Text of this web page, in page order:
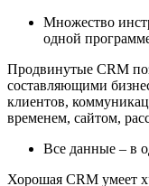
Множество
одной
Продвинутые CRM
составляющими
клиентов,
временем, сайтом,
Все данные – в
Хорошая CRM умеет